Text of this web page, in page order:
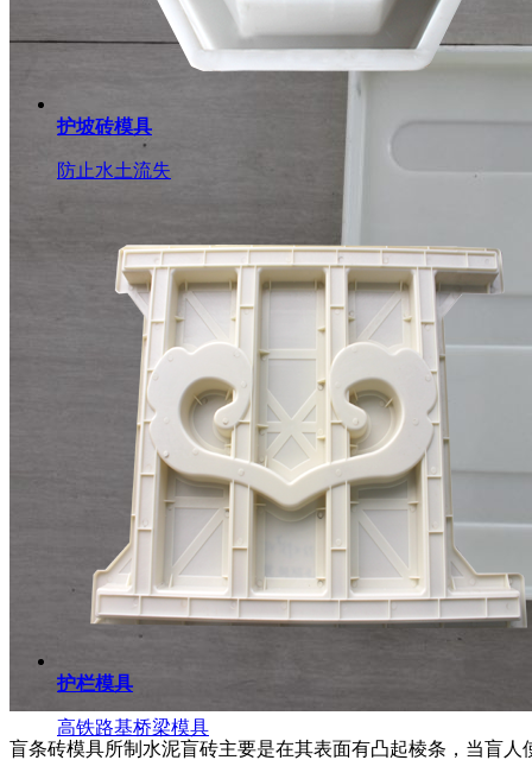
护坡砖模具
防止水土流失
护栏模具
高铁路基桥梁模具
盲条砖模具所制水泥盲砖主要是在其表面有凸起棱条，当盲